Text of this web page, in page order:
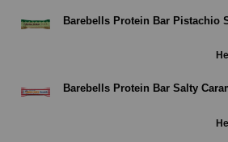
Barebells Protein Bar Pistachio
Barebells Protein Bar Salty